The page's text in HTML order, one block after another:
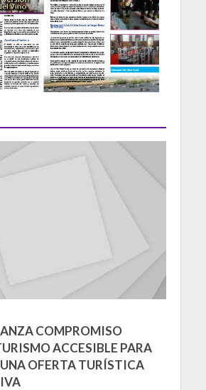
COMPROMISO
ACCESIBLE PARA
OFERTA TURÍSTICA